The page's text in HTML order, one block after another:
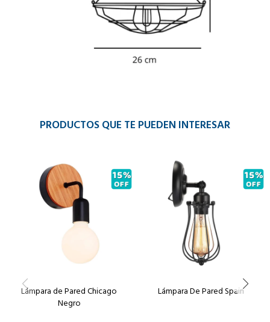
PRODUCTOS QUE TE PUEDEN INTERESAR
Lámpara de Pared Chicago
Negro
Lámpara De Pared Spain